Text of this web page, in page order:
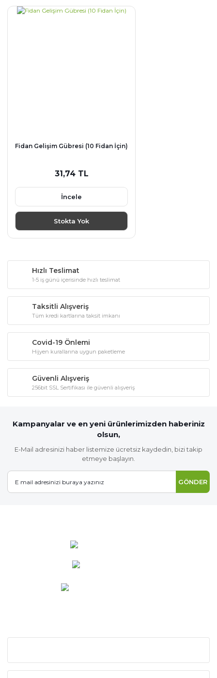
Fidan Gelişim Gübresi (10 Fidan İçin)
31,74 TL
İncele
Stokta Yok
Hızlı Teslimat
1-5 iş günü içerisinde hızlı teslimat
Taksitli Alışveriş
Tüm kredi kartlarına taksit imkanı
Covid-19 Önlemi
Hijyen kurallarına uygun paketleme
Güvenli Alışveriş
256bit SSL Sertifikası ile güvenli alışveriş
Kampanyalar ve en yeni ürünlerimizden haberiniz
olsun,
E-Mail adresinizi haber listemize ücretsiz kaydedin, bizi takip
etmeye başlayın.
GÖNDER